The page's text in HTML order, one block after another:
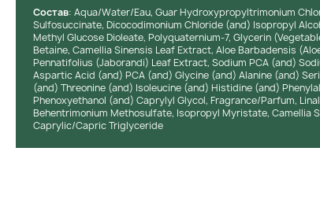
Состав: Aqua/Water/Eau, Guar Hydroxypropyltrimonium
Sulfosuccinate, Dicocodimonium Chloride (and) Isopropyl
Methyl Glucose Dioleate, Polyquaternium-7, Glycerin
Betaine, Camellia Sinensis Leaf Extract, Aloe Barbadensis
Pennatifolius (Jaborandi) Leaf Extract, Sodium PCA (and)
Aspartic Acid (and) PCA (and) Glycine (and) Alanine (and)
(and) Threonine (and) Isoleucine (and) Histidine (and)
Phenoxyethanol (and) Caprylyl Glycol, Fragrance/Parfum,
Behentrimonium Methosulfate, Isopropyl Myristate, Camellia
Caprylic/Capric Triglyceride